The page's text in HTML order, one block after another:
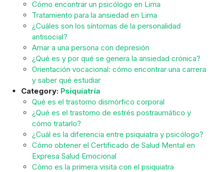
Cómo encontrar un psicólogo en Lima
Tratamiento para la ansiedad en Lima
¿Cuáles son los síntomas de la personalidad
antisocial?
Amar a una persona con depresión
¿Qué es y por qué se genera la ansiedad crónica?
Orientación vocacional: cómo encontrar una carrera
y saber qué estudiar
Category: Psiquiatría
Qué es el trastorno dismórfico corporal
¿Qué es el trastorno de estrés postraumático y
cómo tratarlo?
¿Cuál es la diferencia entre psiquiatra y psicólogo?
Cómo obtener el Certificado de Salud Mental en
Expresa Salud Emocional
Cómo es la primera visita con el psiquiatra